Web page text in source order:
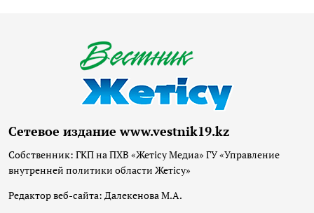
Сетевое издание www.vestnik19.kz
Собственник: ГКП на ПХВ «Жетісу Медиа» ГУ «Управление
внутренней политики области Жетісу»
Редактор веб-сайта: Далекенова М.А.